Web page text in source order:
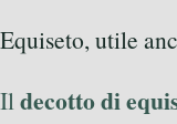
Equiseto, utile
Il decotto di